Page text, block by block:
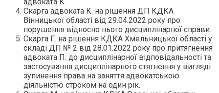
Скарга адвоката К. на рішення ДП КДКА
Вінницької області від 29.04.2022 року про
порушення відносно нього дисциплінарної справи.
Скарга Г. на рішення КДКА Хмельницької області у
складі ДП № 2 від 28.01.2022 року про притягнення
адвоката П. до дисциплінарної відповідальності та
застосування дисциплінарного стягнення у вигляді
зупинення права на заняття адвокатською
діяльністю строком на один рік.